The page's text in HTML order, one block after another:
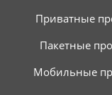
Приватные
Пакетные
Мобильные